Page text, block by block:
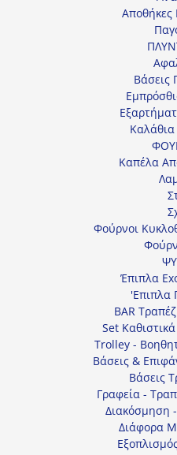
Βάσεις
Καπέλα
Φούρνοι
Έπιπλα
'Επιπλα
BAR
Set
Trolley -
Βάσεις &
Βάσεις
Γραφεία -
Διακόσμηση
Διάφορα